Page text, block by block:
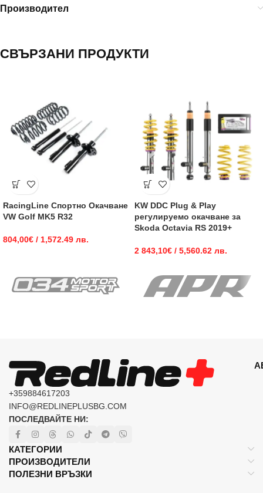
Производител
СВЪРЗАНИ ПРОДУКТИ
RacingLine Спортно Окачване
VW Golf MK5 R32
804,00€ / 1,572.49 лв.
KW DDC Plug & Play
регулируемо окачване за
Skoda Octavia RS 2019+
2 843,10€ / 5,560.62 лв.
+359884617203
INFO@REDLINEPLUSBG.COM
ПОСЛЕДВАЙТЕ НИ:
КАТЕГОРИИ
ПРОИЗВОДИТЕЛИ
ПОЛЕЗНИ ВРЪЗКИ